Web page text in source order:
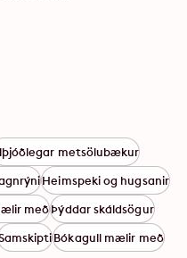
metsölubækur
Heimspeki og hugsanir
meðÞýddar skáldsögur
Bókagull mælir með